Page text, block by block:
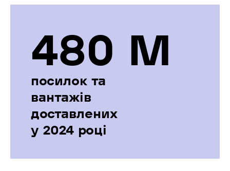
480 М
посилок та
вантажів
доставлених
у 2024 році